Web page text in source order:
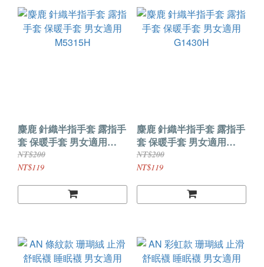
麋鹿 針織半指手套 露指手
套 保暖手套 男女適用
M5315H
NT$200
NT$119
麋鹿 針織半指手套 露指手
套 保暖手套 男女適用
G1430H
NT$200
NT$119